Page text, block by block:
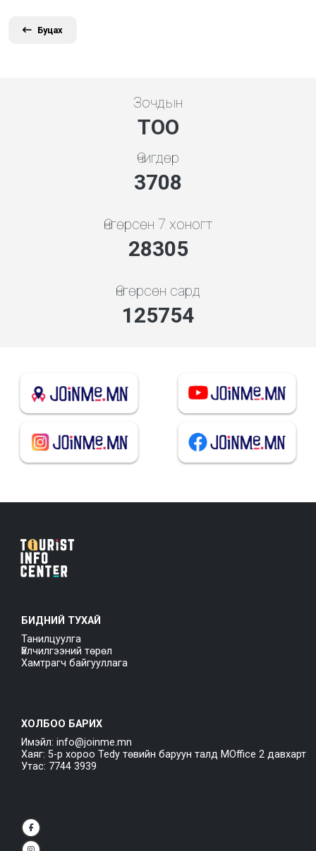
Буцах
Зочдын
ТОО
Өчигдөр
3994
Өнгөрсөн 7 хоногт
30483
Өнгөрсөн сард
135428
БИДНИЙ ТУХАЙ
Танилцуулга
Үйлчилгээний төрөл
Хамтрагч байгууллага
ХОЛБОО БАРИХ
Имэйл: info@joinme.mn
Хаяг: 5-р хороо Tedy төвийн баруун талд MOffice 2 давхарт
Утас: 7744 3939